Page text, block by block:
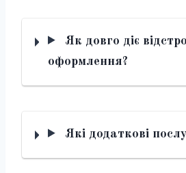
Як довго діє
оформлення?
Які додаткові